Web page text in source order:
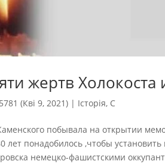
жертв Холокоста
(Кві 9, 2021) | Історія, С
побывала на открытии
лет понадобилось ,чтобы
немецко-фашистскими